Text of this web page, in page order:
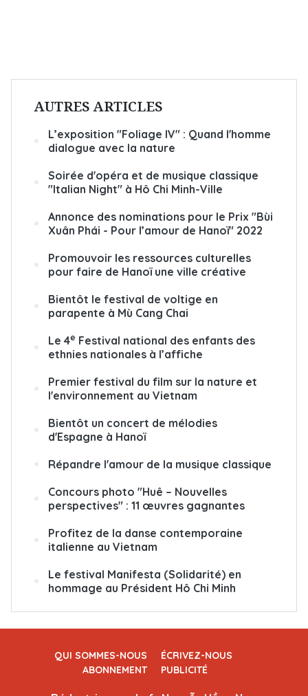
AUTRES ARTICLES
L’exposition "Foliage IV" : Quand l'homme
dialogue avec la nature
Soirée d'opéra et de musique classique
"Italian Night" à Hô Chi Minh-Ville
Annonce des nominations pour le Prix "Bùi
Xuân Phái - Pour l’amour de Hanoï" 2022
Promouvoir les ressources culturelles
pour faire de Hanoï une ville créative
Bientôt le festival de voltige en
parapente à Mù Cang Chai
Le 4e Festival national des enfants des
ethnies nationales à l’affiche
Premier festival du film sur la nature et
l'environnement au Vietnam
Bientôt un concert de mélodies
d'Espagne à Hanoï
Répandre l'amour de la musique classique
Concours photo "Huê – Nouvelles
perspectives" : 11 œuvres gagnantes
Profitez de la danse contemporaine
italienne au Vietnam
Le festival Manifesta (Solidarité) en
hommage au Président Hô Chi Minh
QUI SOMMES-NOUS
ÉCRIVEZ-NOUS
ABONNEMENT
PUBLICITÉ